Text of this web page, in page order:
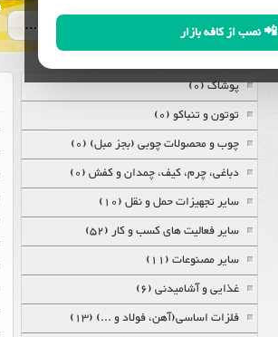
📲 نصب از کافه بازار
پوشاک (0)
توتون و تنباکو (0)
چوب و محصولات چوبی (بجز مبل) (0)
دباغی، چرم، کیف، چمدان و کفش (0)
سایر تجهیزات حمل و نقل (10)
سایر فعالیت های کسب و کار (52)
سایر مصنوعات (11)
غذایی و آشامیدنی (6)
فلزات اساسی(آهن، فولاد و ...) (13)